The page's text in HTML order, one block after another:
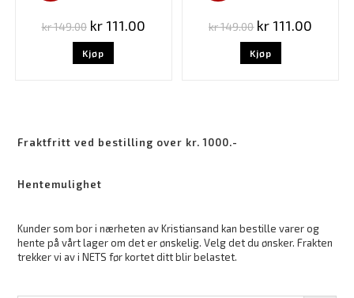
kr149.00 kr111.00
Kjøp
kr149.00 kr 111.00
Kjøp
Fraktfritt ved bestilling over kr. 1000.-
Hentemulighet
Kunder som bor i nærheten av Kristiansand kan bestille varer og
hente på vårt lager om det er ønskelig. Velg det du ønsker. Frakten
trekker vi av i NETS før kortet ditt blir belastet.